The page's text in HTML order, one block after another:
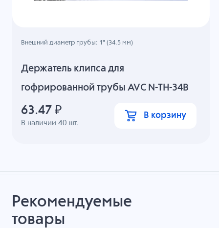
Держатель клипса для
гофрированной трубы AVC N-TH-34B
В наличии40 шт.
Внешний диаметр трубы: 1" (34.5 мм)
63.47 ₽ В корзину
Рекомендуемые
товары